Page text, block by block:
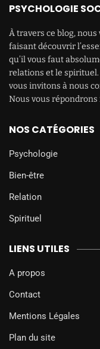
PSYCHOLOGIE
À travers ce blog,
faisant découvrir
qu’il vous faut
relations et le spirituel.
vous invitons à nous
Nous vous
NOS CATÉGORIES
Psychologie
Bien-être
Relation
Spirituel
LIENS UTILES
A propos
Contact
Mentions Légales
Plan du site